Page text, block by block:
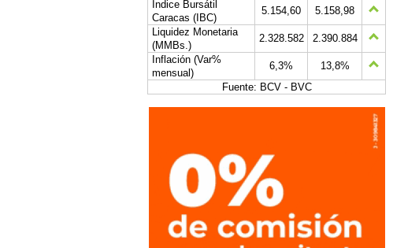
Índice Bursátil
Caracas (IBC)
5.154,60
5.158,98
Liquidez Monetaria
(MMBs.)
2.328.582
2.390.884
Inflación (Var%
mensual)
6,3%
13,8%
Fuente: BCV - BVC